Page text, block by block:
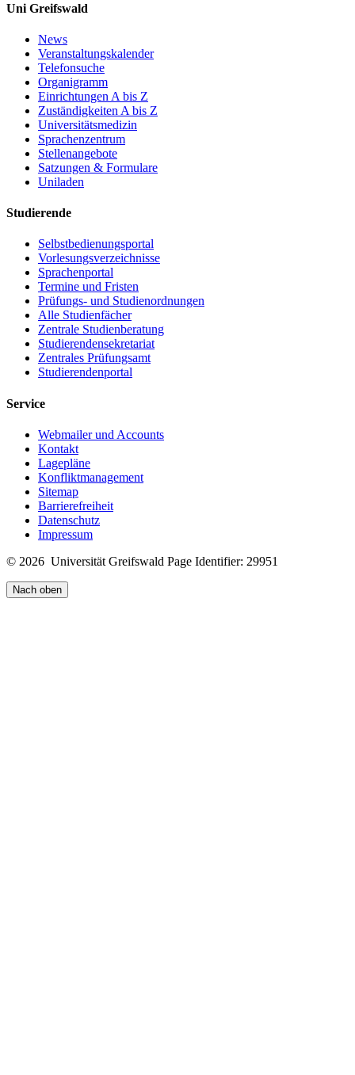
Uni Greifswald
News
Veranstaltungskalender
Telefonsuche
Organigramm
Einrichtungen A bis Z
Zuständigkeiten A bis Z
Universitätsmedizin
Sprachenzentrum
Stellenangebote
Satzungen & Formulare
Uniladen
Studierende
Selbstbedienungsportal
Vorlesungsverzeichnisse
Sprachenportal
Termine und Fristen
Prüfungs- und Studienordnungen
Alle Studienfächer
Zentrale Studienberatung
Studierendensekretariat
Zentrales Prüfungsamt
Studierendenportal
Service
Webmailer und Accounts
Kontakt
Lagepläne
Konfliktmanagement
Sitemap
Barrierefreiheit
Datenschutz
Impressum
© 2026 Universität Greifswald Page Identifier: 29951
Nach oben